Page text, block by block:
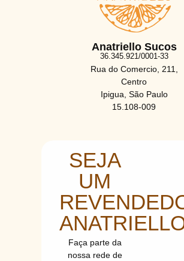
Anatriello Sucos
36.345.921/0001-33
Rua do Comercio, 211,
Centro
Ipigua, São Paulo
15.108-009
SEJA
UM
Faça parte da
nossa rede de